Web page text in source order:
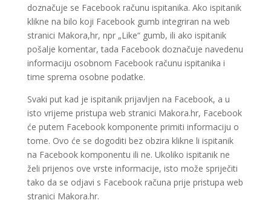
doznačuje se Facebook računu ispitanika. Ako ispitanik
klikne na bilo koji Facebook gumb integriran na web
stranici Makora,hr, npr „Like“ gumb, ili ako ispitanik
pošalje komentar, tada Facebook doznačuje navedenu
informaciju osobnom Facebook računu ispitanika i
time sprema osobne podatke.
Svaki put kad je ispitanik prijavljen na Facebook, a u
isto vrijeme pristupa web stranici Makora.hr, Facebook
će putem Facebook komponente primiti informaciju o
tome. Ovo će se dogoditi bez obzira klikne li ispitanik
na Facebook komponentu ili ne. Ukoliko ispitanik ne
želi prijenos ove vrste informacije, isto može spriječiti
tako da se odjavi s Facebook računa prije pristupa web
stranici Makora.hr.